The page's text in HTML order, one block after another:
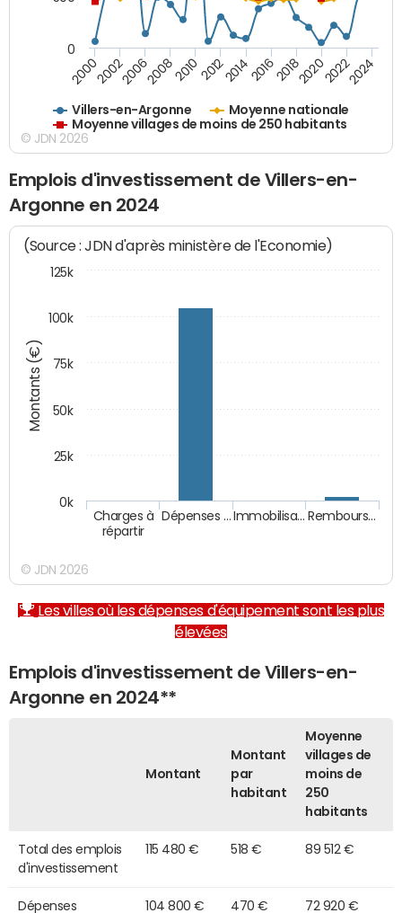
Villers-en-Argonne
Moyenne nationale
Moyenne villages de moins de 250 habitants
200020022006200820102012201420162018202020222024
0
© JDN 2026
Emplois d'investissement de Villers-en-
Argonne en 2024
Montants (€)
(Source : JDN d'après ministère de l'Economie)
Charges à
répartir
Dépenses … Immobilisa… Rembours…
0k
25k
50k
75k
100k
125k
© JDN 2026
Les villes où les dépenses d'équipement sont les plus
élevées
Emplois d'investissement de Villers-en-
Argonne en 2024**
Montant
Montant
par
habitant
Moyenne
villages de
moins de
250
habitants
Total des emplois
d'investissement
115 480 € 518 € 89 512 €
Dépenses
104 800 € 470 € 72 920 €